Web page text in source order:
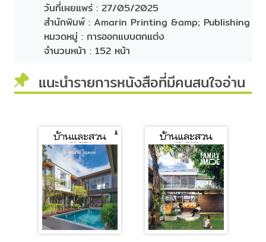
วันที่เผยแพร่ : 27/05/2025
สำนักพิมพ์ : Amarin Printing &amp; Publishing
หมวดหมู่ : การออกแบบตกแต่ง
จำนวนหน้า : 152 หน้า
แนะนำรายการหนังสือที่มีคนสนใจอ่าน